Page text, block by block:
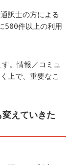
訳士の方による
500件以上の利用
。情報／コミュ
上で、重要なこ
えていきた